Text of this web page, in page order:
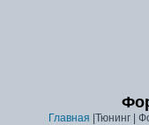
Главная |Тюнинг |